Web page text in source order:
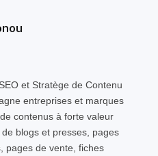
et Stratège de Contenu
entreprises et marques
contenus à forte valeur
blogs et presses, pages
pages de vente, fiches